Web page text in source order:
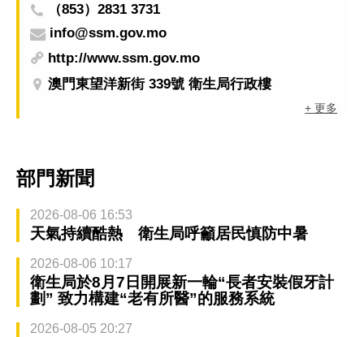
（853）2831 3731
info@ssm.gov.mo
http://www.ssm.gov.mo
澳門東望洋新街 339號 衛生局行政樓
+ 更多
部門新聞
2026-08-06 16:53
天氣持續酷熱 衛生局呼籲居民慎防中暑
2026-08-06 10:17
衛生局於8月7日開展新一輪“長者安裝假牙計
劃” 致力構建“老有所醫”的服務系統
2026-08-05 20:27